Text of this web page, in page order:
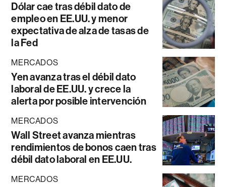
Dólar cae tras débil dato de
empleo en EE.UU. y menor
expectativa de alza de tasas de
la Fed
MERCADOS
Yen avanza tras el débil dato
laboral de EE.UU. y crece la
alerta por posible intervención
MERCADOS
Wall Street avanza mientras
rendimientos de bonos caen tras
débil dato laboral en EE.UU.
MERCADOS